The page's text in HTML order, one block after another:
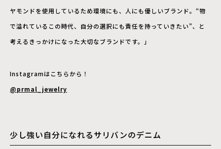
ヤモンドを使用しているため環境にも、人にも優しいブランド。“物
で溢れているこの時代、自分の選択にも責任を持っていきたい”、と
考えるきっかけになった大切なブランドです。」
Instagramはこちらから！
@prmal_jewelry
少し強い自分になれるサリバンのデニム